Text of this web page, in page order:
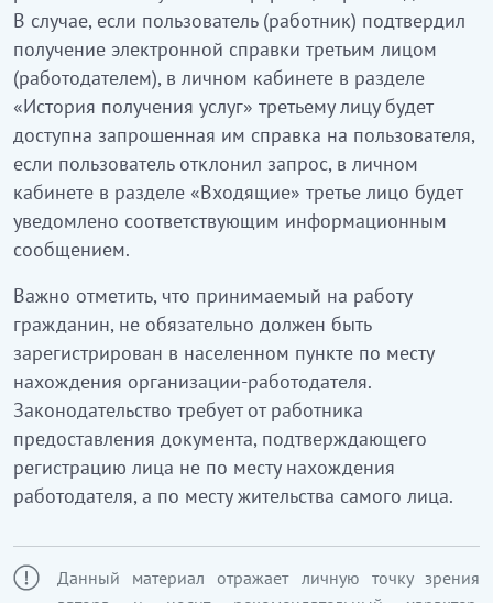
В случае, если пользователь (работник) подтвердил
получение электронной справки третьим лицом
(работодателем), в личном кабинете в разделе
«История получения услуг» третьему лицу будет
доступна запрошенная им справка на пользователя,
если пользователь отклонил запрос, в личном
кабинете в разделе «Входящие» третье лицо будет
уведомлено соответствующим информационным
сообщением.
Важно отметить, что принимаемый на работу
гражданин, не обязательно должен быть
зарегистрирован в населенном пункте по месту
нахождения организации-работодателя.
Законодательство требует от работника
предоставления документа, подтверждающего
регистрацию лица не по месту нахождения
работодателя, а по месту жительства самого лица.
Данный материал отражает личную точку зрения